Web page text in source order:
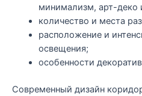
минимализм, арт-деко
количество и места
расположение и
освещения;
особенности
Современный дизайн